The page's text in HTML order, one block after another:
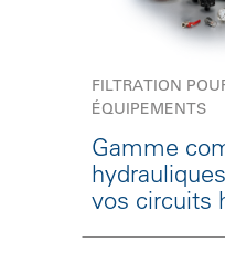
FILTRATION
ÉQUIPEMENTS
Gamme
vos circuits